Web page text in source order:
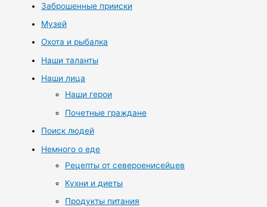
Заброшенные прииски
Музей
Охота и рыбалка
Наши таланты
Наши лица
Наши герои
Почетные граждане
Поиск людей
Немного о еде
Рецепты от североенисейцев
Кухни и диеты
Продукты питания